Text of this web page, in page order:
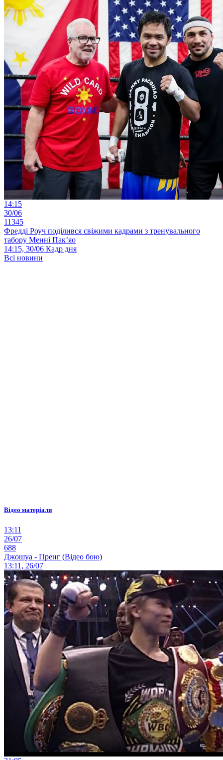
14:15
30/06
11345
Фредді Роуч поділився свіжими кадрами з тренувального
табору Менні Пак’яо
14:15, 30/06 Кадр дня
Всі новини
Відео матеріали
13:11
26/07
688
Джошуа - Пренг (Відео бою)
13:11, 26/07